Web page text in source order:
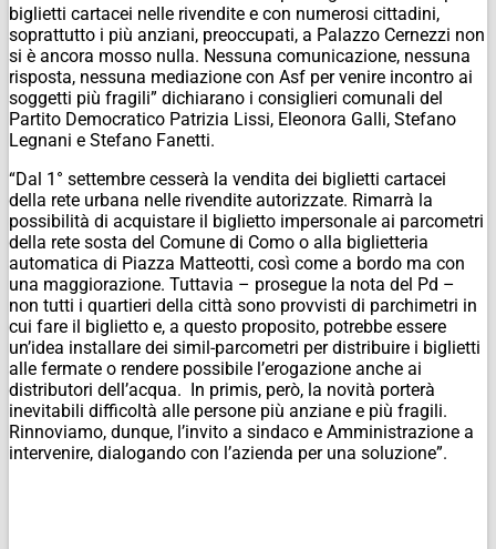
biglietti cartacei nelle rivendite e con numerosi cittadini,
soprattutto i più anziani, preoccupati, a Palazzo Cernezzi non
si è ancora mosso nulla. Nessuna comunicazione, nessuna
risposta, nessuna mediazione con Asf per venire incontro ai
soggetti più fragili” dichiarano i consiglieri comunali del
Partito Democratico Patrizia Lissi, Eleonora Galli, Stefano
Legnani e Stefano Fanetti.
“Dal 1° settembre cesserà la vendita dei biglietti cartacei
della rete urbana nelle rivendite autorizzate. Rimarrà la
possibilità di acquistare il biglietto impersonale ai parcometri
della rete sosta del Comune di Como o alla biglietteria
automatica di Piazza Matteotti, così come a bordo ma con
una maggiorazione. Tuttavia – prosegue la nota del Pd –
non tutti i quartieri della città sono provvisti di parchimetri in
cui fare il biglietto e, a questo proposito, potrebbe essere
un’idea installare dei simil-parcometri per distribuire i biglietti
alle fermate o rendere possibile l’erogazione anche ai
distributori dell’acqua. In primis, però, la novità porterà
inevitabili difficoltà alle persone più anziane e più fragili.
Rinnoviamo, dunque, l’invito a sindaco e Amministrazione a
intervenire, dialogando con l’azienda per una soluzione”.